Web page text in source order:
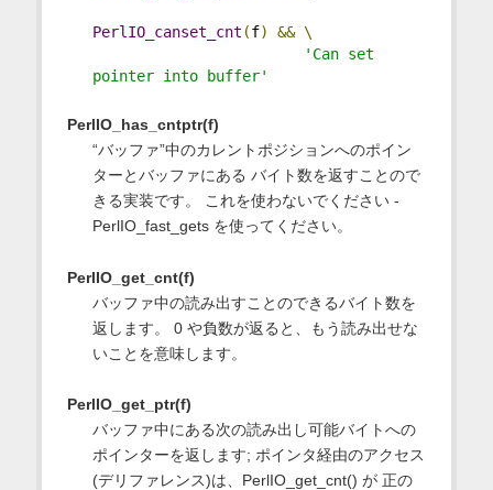
PerlIO_canset_cnt (f) && \
'Can set
pointer into buffer'
PerlIO_has_cntptr(f)
“バッファ”中のカレントポジションへのポイン
ターとバッファにある バイト数を返すことので
きる実装です。 これを使わないでください -
PerlIO_fast_gets を使ってください。
PerlIO_get_cnt(f)
バッファ中の読み出すことのできるバイト数を
返します。 0 や負数が返ると、もう読み出せな
いことを意味します。
PerlIO_get_ptr(f)
バッファ中にある次の読み出し可能バイトへの
ポインターを返します; ポインタ経由のアクセス
(デリファレンス)は、PerlIO_get_cnt() が 正の